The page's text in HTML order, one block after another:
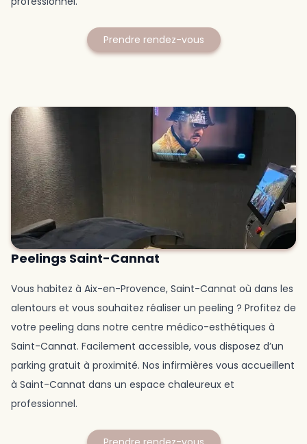
Prendre rendez-vous
Peelings Saint-Cannat
Vous habitez à Aix-en-Provence, Saint-Cannat où dans les
alentours et vous souhaitez réaliser un peeling ? Profitez de
votre peeling dans notre centre médico-esthétiques à
Saint-Cannat. Facilement accessible, vous disposez d’un
parking gratuit à proximité. Nos infirmières vous accueillent
à Saint-Cannat dans un espace chaleureux et
professionnel.